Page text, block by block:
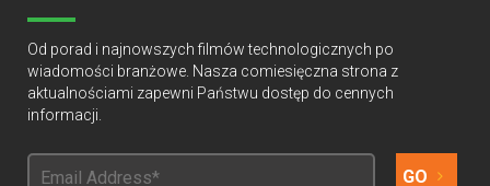
Od porad i najnowszych filmów technologicznych po
wiadomości branżowe. Nasza comiesięczna strona z
aktualnościami zapewni Państwu dostęp do cennych
informacji.